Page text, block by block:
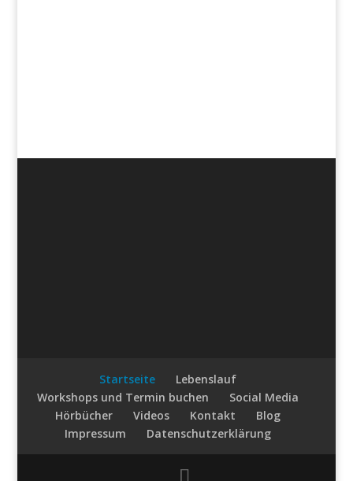
Startseite
Lebenslauf
Workshops und Termin buchen
Social Media
Hörbücher
Videos Kontakt
Blog
Impressum
Datenschutzerklärung